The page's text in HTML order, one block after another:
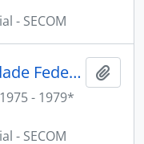
- SECOM
Convênio com a Universidade Federal do Espírito Santo - UFES, Vitória
1975 - 1979*
- SECOM